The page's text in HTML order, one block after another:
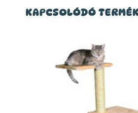
KAPCSOLÓDÓ